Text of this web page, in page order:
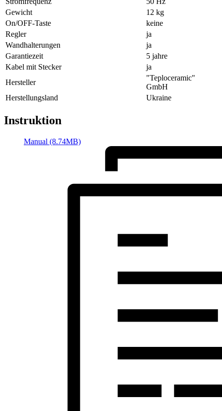
Gewicht
12 kg
On/OFF-Taste
keine
Regler
ja
Wandhalterungen
ja
Garantiezeit
5 jahre
Kabel mit Stecker
ja
Hersteller
"Teploceramic"
GmbH
Herstellungsland
Ukraine
Instruktion
Manual (8.74MB)